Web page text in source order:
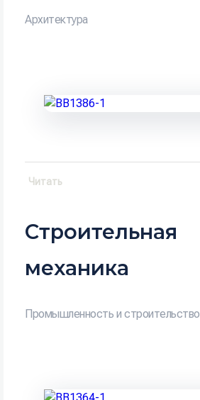
Архитектура
Строительная
механика
Промышленность и строительство
Читать